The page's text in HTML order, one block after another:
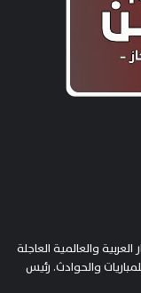
والعالمية العاجلة
والحوادث. رئيس